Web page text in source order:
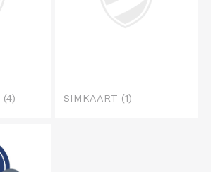
(4) SIMKAART (1)